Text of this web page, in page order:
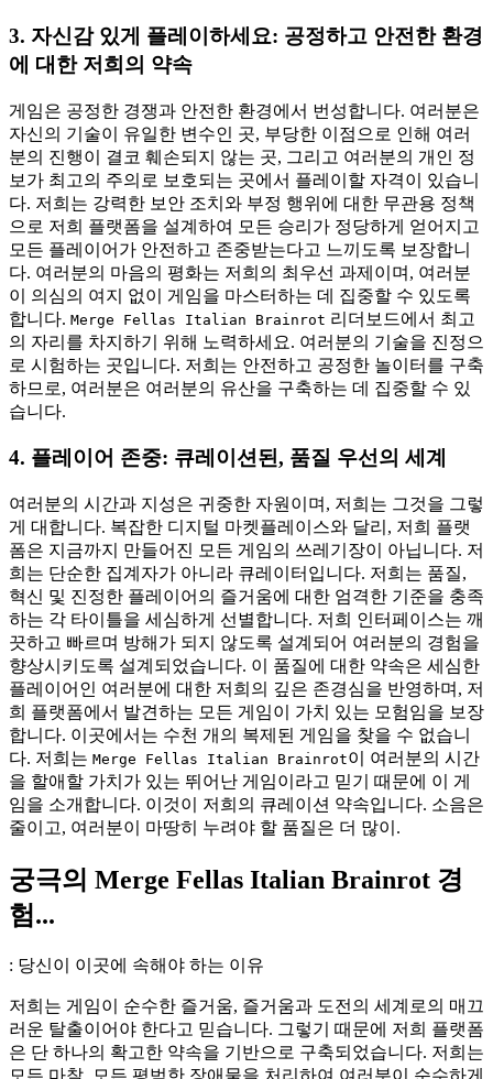
3. 자신감 있게 플레이하세요: 공정하고 안전한 환경
에 대한 저희의 약속
게임은 공정한 경쟁과 안전한 환경에서 번성합니다. 여러분은
자신의 기술이 유일한 변수인 곳, 부당한 이점으로 인해 여러
분의 진행이 결코 훼손되지 않는 곳, 그리고 여러분의 개인 정
보가 최고의 주의로 보호되는 곳에서 플레이할 자격이 있습니
다. 저희는 강력한 보안 조치와 부정 행위에 대한 무관용 정책
으로 저희 플랫폼을 설계하여 모든 승리가 정당하게 얻어지고
모든 플레이어가 안전하고 존중받는다고 느끼도록 보장합니
다. 여러분의 마음의 평화는 저희의 최우선 과제이며, 여러분
이 의심의 여지 없이 게임을 마스터하는 데 집중할 수 있도록
합니다. Merge Fellas Italian Brainrot 리더보드에서 최고
의 자리를 차지하기 위해 노력하세요. 여러분의 기술을 진정으
로 시험하는 곳입니다. 저희는 안전하고 공정한 놀이터를 구축
하므로, 여러분은 여러분의 유산을 구축하는 데 집중할 수 있
습니다.
4. 플레이어 존중: 큐레이션된, 품질 우선의 세계
여러분의 시간과 지성은 귀중한 자원이며, 저희는 그것을 그렇
게 대합니다. 복잡한 디지털 마켓플레이스와 달리, 저희 플랫
폼은 지금까지 만들어진 모든 게임의 쓰레기장이 아닙니다. 저
희는 단순한 집계자가 아니라 큐레이터입니다. 저희는 품질,
혁신 및 진정한 플레이어의 즐거움에 대한 엄격한 기준을 충족
하는 각 타이틀을 세심하게 선별합니다. 저희 인터페이스는 깨
끗하고 빠르며 방해가 되지 않도록 설계되어 여러분의 경험을
향상시키도록 설계되었습니다. 이 품질에 대한 약속은 세심한
플레이어인 여러분에 대한 저희의 깊은 존경심을 반영하며, 저
희 플랫폼에서 발견하는 모든 게임이 가치 있는 모험임을 보장
합니다. 이곳에서는 수천 개의 복제된 게임을 찾을 수 없습니
다. 저희는 Merge Fellas Italian Brainrot이 여러분의 시간
을 할애할 가치가 있는 뛰어난 게임이라고 믿기 때문에 이 게
임을 소개합니다. 이것이 저희의 큐레이션 약속입니다. 소음은
줄이고, 여러분이 마땅히 누려야 할 품질은 더 많이.
궁극의 Merge Fellas Italian Brainrot 경
험...
: 당신이 이곳에 속해야 하는 이유
저희는 게임이 순수한 즐거움, 즐거움과 도전의 세계로의 매끄
러운 탈출이어야 한다고 믿습니다. 그렇기 때문에 저희 플랫폼
은 단 하나의 확고한 약속을 기반으로 구축되었습니다. 저희는
모든 마찰, 모든 평범한 장애물을 처리하여 여러분이 순수하게